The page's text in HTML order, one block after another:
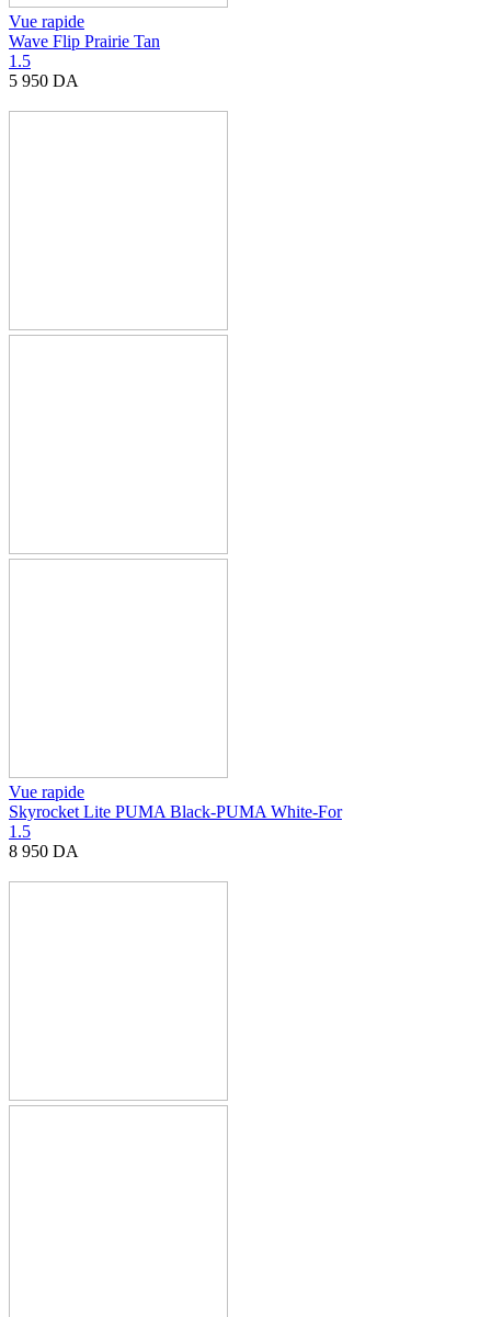
Vue rapide
Wave Flip Prairie Tan
1.5
5 950 DA
Vue rapide
Skyrocket Lite PUMA Black-PUMA White-For
1.5
8 950 DA